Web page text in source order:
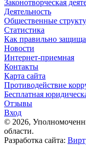
Законотворческая
Деятельность
Общественные
Статистика
Как правильно
Новости
Интернет-приемная
Контакты
Карта сайта
Противодействие
Бесплатная
Отзывы
Вход
© 2026,
области.
Разработка сайта: